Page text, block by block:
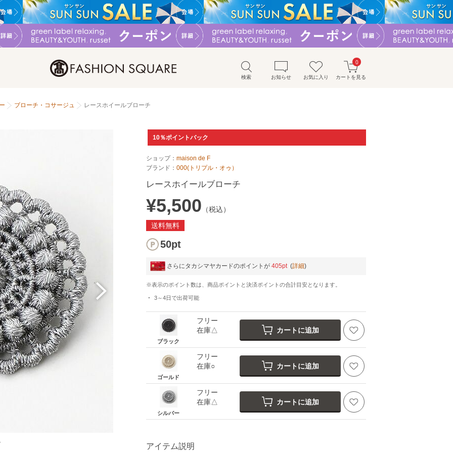
検索 お知らせ お気に入り カートを見る
0
ブローチ・コサージュ レースホイールブローチ
10％ポイントバック
ショップ： maison de F
ブランド： 000(トリプル・オゥ）
レースホイールブローチ
¥5,500 （税込）
送料無料
50pt
さらにタカシマヤカードのポイントが 405pt (詳細)
※表示のポイント数は、商品ポイントと決済ポイントの合計目安となります。
3～4日で出荷可能
ブラック
フリー
在庫△
カートに追加
ゴールド
フリー
在庫○
カートに追加
シルバー
フリー
在庫△
カートに追加
アイテム説明